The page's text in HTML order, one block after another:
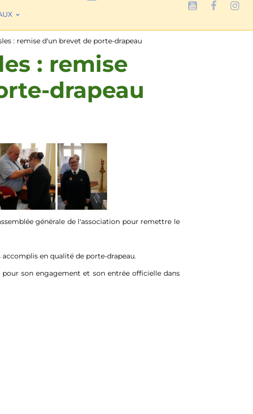
: remise d'un brevet de porte-drapeau
: remise
drapeau
générale de l'association pour remettre le
en qualité de porte-drapeau.
son engagement et son entrée officielle dans